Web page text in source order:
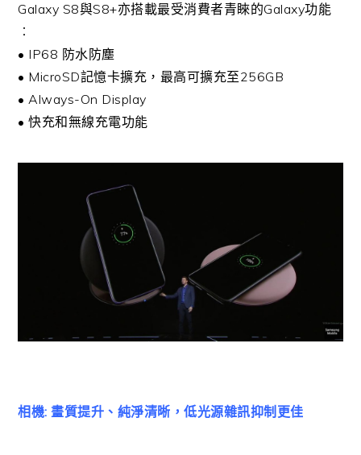
Galaxy S8與S8+亦搭載最受消費者青睞的Galaxy功能
︰
• IP68 防水防塵
• MicroSD記憶卡擴充，最高可擴充至256GB
• Always-On Display
• 快充和無線充電功能
相機: 畫質提升、純淨清晰，低光源雜訊抑制更佳